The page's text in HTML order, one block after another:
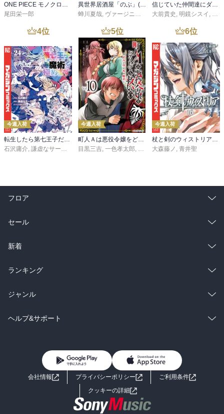
ONE PIECE モノクロ版 115
尾田栄一郎
異世界居酒屋「のぶ」(22)
蝉川夏哉, ヴァージニア二等兵 ,転
信じていた仲間達にダンジョン奥地で殺されかけたがギフト『無限ガチャ』でレベル９９９９の仲間達を手に入れて元パーティーメンバーと世界に復讐＆『ざまぁ！』します！（２３）
大前貴史 , 明鏡シスイ , ｔ
4位
今週入荷
転生したら第七王子だったので、気ままに魔術を極めます（２４）
石沢庸介, 謙虚なサークル メル。
5位
今週入荷
町人Ａは悪役令嬢をどうしても救いたい ～どぶと空と氷の姫君～１０【電子書店共通特典イラスト付】
目黒三吉, 一色孝太郎, Parum
6位
今週入荷
杖と剣のウィストリア（１６）
大森藤ノ , 青井聖
フロア
総合
ラノベ
雑誌・グラビア
BL・TL
セール
総合
ラノベ
雑誌・グラビア
BL・TL
新着
総合
ラノベ
雑誌・グラビア
ランキング
総合
ラノベ
ジャンル
コミック
ライトノベル 男子向けラノベ
小説
海外小説
ヘルプ&サポート
よくあるご質問 お問い合わせ
会社情報 プライバシーポリシー
ご利用条件
クッキーの詳細